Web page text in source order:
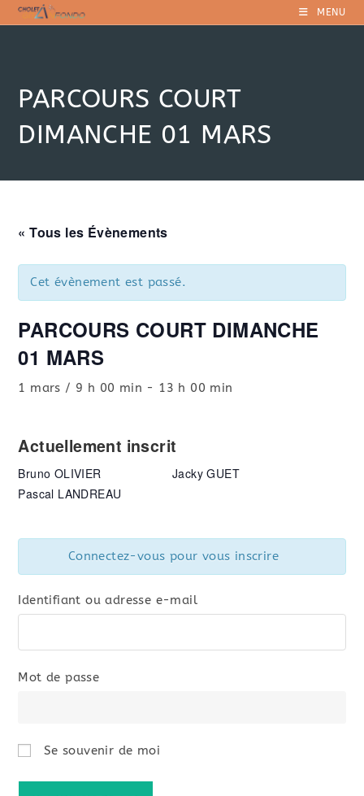
Skip
to
MENU
PARCOURS COURT
DIMANCHE 01 MARS
« Tous les Évènements
Cet évènement est passé.
PARCOURS COURT DIMANCHE
01 MARS
1 mars / 9 h 00 min - 13 h 00 min
Actuellement inscrit
Bruno OLIVIER
Pascal LANDREAU
Jacky GUET
Connectez-vous pour vous inscrire
Identifiant ou adresse e-mail
Mot de passe
Se souvenir de moi